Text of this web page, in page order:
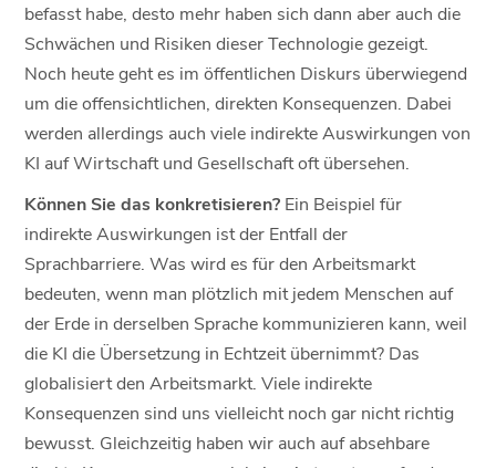
befasst habe, desto mehr haben sich dann aber auch die
Schwächen und Risiken dieser Technologie gezeigt.
Noch heute geht es im öffentlichen Diskurs überwiegend
um die offensichtlichen, direkten Konsequenzen. Dabei
werden allerdings auch viele indirekte Auswirkungen von
KI auf Wirtschaft und Gesellschaft oft übersehen.
Können Sie das konkretisieren? Ein Beispiel für
indirekte Auswirkungen ist der Entfall der
Sprachbarriere. Was wird es für den Arbeitsmarkt
bedeuten, wenn man plötzlich mit jedem Menschen auf
der Erde in derselben Sprache kommunizieren kann, weil
die KI die Übersetzung in Echtzeit übernimmt? Das
globalisiert den Arbeitsmarkt. Viele indirekte
Konsequenzen sind uns vielleicht noch gar nicht richtig
bewusst. Gleichzeitig haben wir auch auf absehbare